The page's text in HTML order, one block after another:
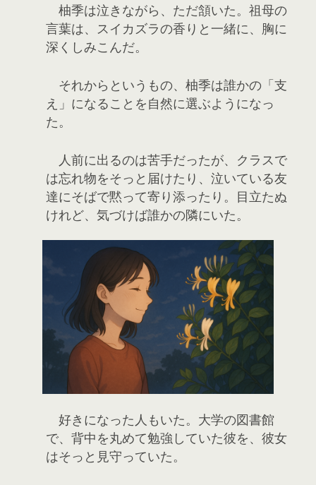
柚季は泣きながら、ただ頷いた。祖母の
言葉は、スイカズラの香りと一緒に、胸に
深くしみこんだ。
それからというもの、柚季は誰かの「支
え」になることを自然に選ぶようになっ
た。
人前に出るのは苦手だったが、クラスで
は忘れ物をそっと届けたり、泣いている友
達にそばで黙って寄り添ったり。目立たぬ
けれど、気づけば誰かの隣にいた。
好きになった人もいた。大学の図書館
で、背中を丸めて勉強していた彼を、彼女
はそっと見守っていた。